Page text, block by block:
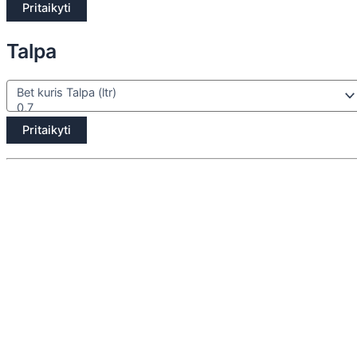
Pritaikyti
Talpa
Pritaikyti